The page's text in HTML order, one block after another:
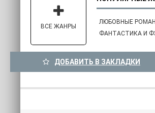
ЛЮБОВНЫЕ
ФАНТАСТИКА И
ВСЕ ЖАНРЫ
ДОБАВИТЬ В ЗАКЛАДКИ